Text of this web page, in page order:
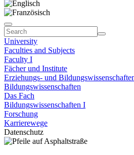
University
Faculties and Subjects
Faculty I
Fächer und Institute
Erziehungs- und
Bildungswissenschaften
Das Fach
Bildungswissenschaften I
Forschung
Karrierewege
Datenschutz